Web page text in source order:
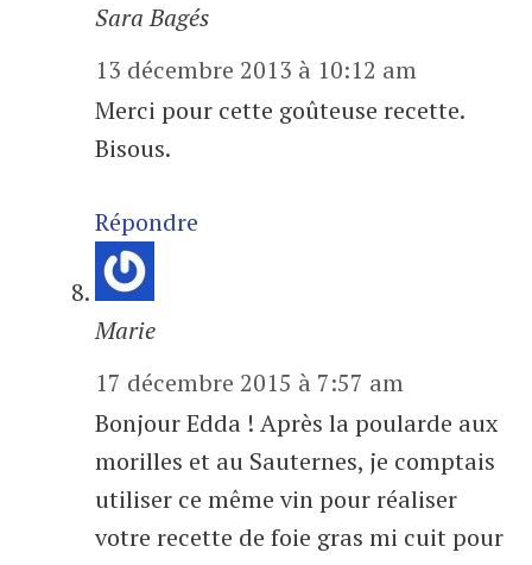
Sara Bagés
13 décembre 2013 à 10:12 am
Merci pour cette goûteuse recette.
Bisous.
Répondre
Marie
17 décembre 2015 à 7:57 am
Bonjour Edda ! Après la poularde aux
morilles et au Sauternes, je comptais
utiliser ce même vin pour réaliser
votre recette de foie gras mi cuit pour